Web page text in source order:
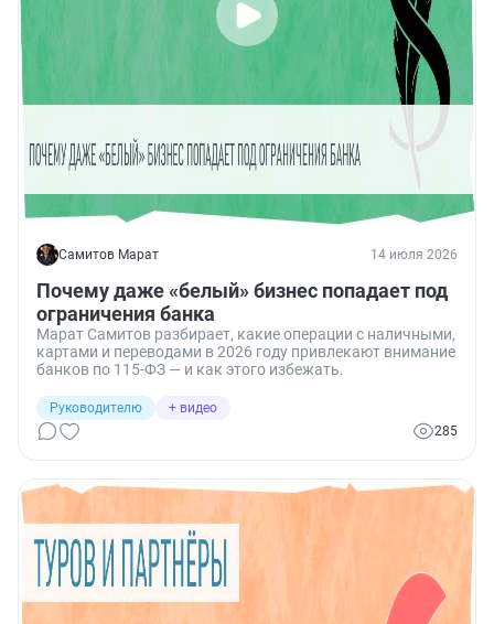
Самитов Марат 14 июля 2026
Почему даже «белый» бизнес попадает под
ограничения банка
Марат Самитов разбирает, какие операции с наличными,
картами и переводами в 2026 году привлекают внимание
банков по 115-ФЗ — и как этого избежать.
Руководителю
+ видео
285